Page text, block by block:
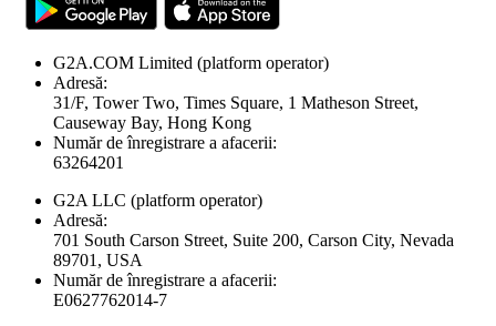
G2A.COM Limited (platform operator)
Adresă:
31/F, Tower Two, Times Square, 1 Matheson Street,
Causeway Bay, Hong Kong
Număr de înregistrare a afacerii:
63264201
G2A LLC (platform operator)
Adresă:
701 South Carson Street, Suite 200, Carson City, Nevada
89701, USA
Număr de înregistrare a afacerii:
E0627762014-7